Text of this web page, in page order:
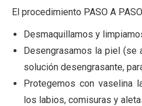
El procedimiento PASO A PASO
Desmaquillamos y
Desengrasamos la piel (se
solución desengrasante,
Protegemos con vaselina
los labios, comisuras y